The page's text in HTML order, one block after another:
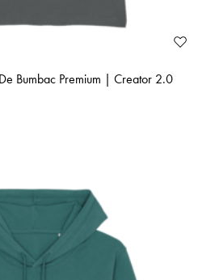
Bumbac Premium | Creator 2.0